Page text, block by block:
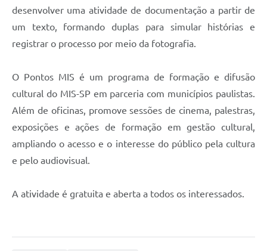
FAQ
desenvolver uma atividade de documentação a partir de
um texto, formando duplas para simular histórias e
registrar o processo por meio da fotografia.
O Pontos MIS é um programa de formação e difusão
cultural do MIS-SP em parceria com municípios paulistas.
Além de oficinas, promove sessões de cinema, palestras,
exposições e ações de formação em gestão cultural,
ampliando o acesso e o interesse do público pela cultura
e pelo audiovisual.
A atividade é gratuita e aberta a todos os interessados.